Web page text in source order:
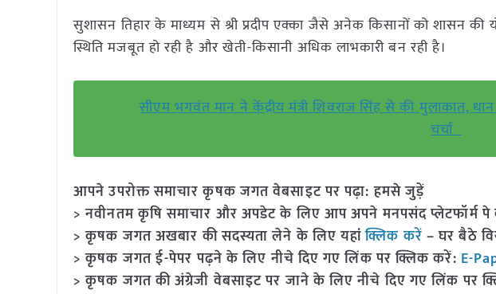
सुशासन तिहार के माध्यम से श्री प्रदीप एक्का जैसे अनेक किसानों को शासन
स्थिति मजबूत हो रही है और खेती-किसानी अधिक लाभकारी बन रही है।
सीएम भगवंत मान ने केंद्रीय मंत्री शिवराज सिंह से की मुलाकात,
चर्चा
आपने उपरोक्त समाचार कृषक जगत वेबसाइट पर पढ़ा: हमसे जुड़ें
> नवीनतम कृषि समाचार और अपडेट के लिए आप अपने मनपसंद
> कृषक जगत अखबार की सदस्यता लेने के लिए यहांक्लिक करें – घर बैठे
> कृषक जगत ई-पेपर पढ़ने के लिए नीचे दिए गए लिंक पर क्लिक करें: E-
> कृषक जगत की अंग्रेजी वेबसाइट पर जाने के लिए नीचे दिए गए लिंक पर